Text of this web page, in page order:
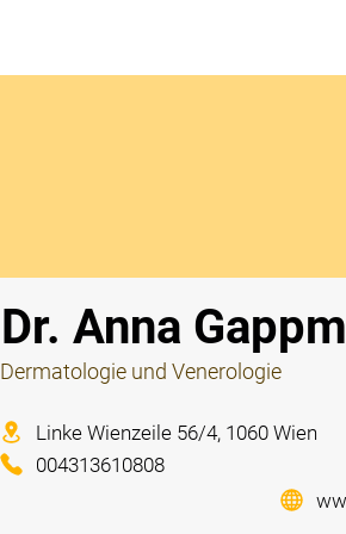
Dr. Anna
Dermatologie und Venerologie
Linke Wienzeile 56/4, 1060 Wien
004313610808